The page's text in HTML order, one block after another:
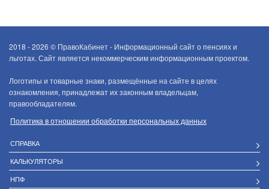
2018 - 2026 © ПравоКабинет - Информационный сайт о пенсиях и
льготах. Сайт является некоммерческим информационным проектом.
Логотипы и товарные знаки, размещённые на сайте в целях
ознакомления, принадлежат их законным владельцам,
правообладателям.
Политика в отношении обработки персональных данных
СПРАВКА
КАЛЬКУЛЯТОРЫ
НПФ